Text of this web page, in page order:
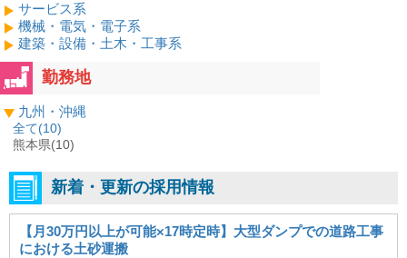
サービス系
機械・電気・電子系
建築・設備・土木・工事系
勤務地
九州・沖縄
全て(10)
熊本県(10)
新着・更新の採用情報
【月30万円以上が可能×17時定時】大型ダンプでの道路工事
における土砂運搬